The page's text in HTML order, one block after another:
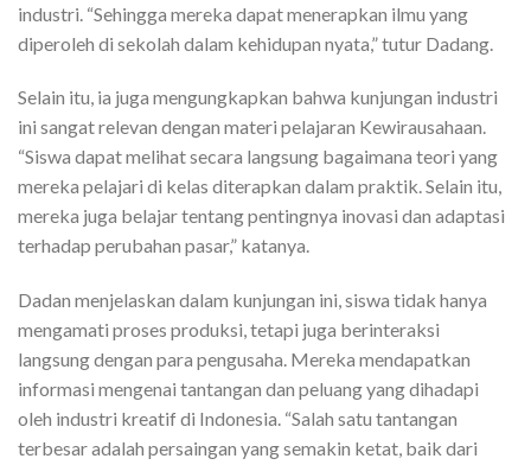
industri. “Sehingga mereka dapat menerapkan ilmu yang
diperoleh di sekolah dalam kehidupan nyata,” tutur Dadang.
Selain itu, ia juga mengungkapkan bahwa kunjungan industri
ini sangat relevan dengan materi pelajaran Kewirausahaan.
“Siswa dapat melihat secara langsung bagaimana teori yang
mereka pelajari di kelas diterapkan dalam praktik. Selain itu,
mereka juga belajar tentang pentingnya inovasi dan adaptasi
terhadap perubahan pasar,” katanya.
Dadan menjelaskan dalam kunjungan ini, siswa tidak hanya
mengamati proses produksi, tetapi juga berinteraksi
langsung dengan para pengusaha. Mereka mendapatkan
informasi mengenai tantangan dan peluang yang dihadapi
oleh industri kreatif di Indonesia. “Salah satu tantangan
terbesar adalah persaingan yang semakin ketat, baik dari